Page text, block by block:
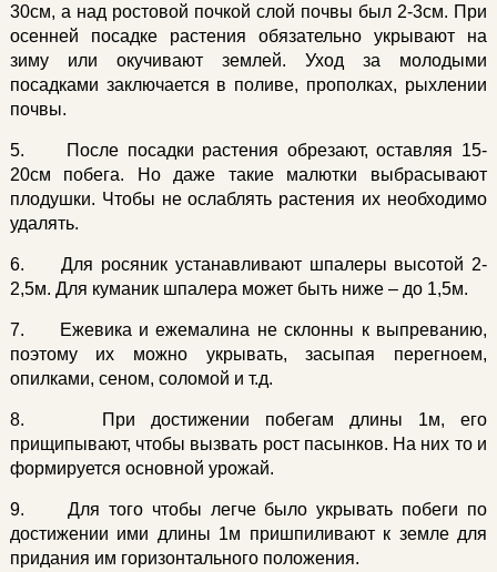
30см, а над ростовой почкой слой почвы был 2-3см. При
осенней посадке растения обязательно укрывают на
зиму или окучивают землей. Уход за молодыми
посадками заключается в поливе, прополках, рыхлении
почвы.
5. После посадки растения обрезают, оставляя 15-
20см побега. Но даже такие малютки выбрасывают
плодушки. Чтобы не ослаблять растения их необходимо
удалять.
6. Для росяник устанавливают шпалеры высотой 2-
2,5м. Для куманик шпалера может быть ниже – до 1,5м.
7. Ежевика и ежемалина не склонны к выпреванию,
поэтому их можно укрывать, засыпая перегноем,
опилками, сеном, соломой и т.д.
8. При достижении побегам длины 1м, его
прищипывают, чтобы вызвать рост пасынков. На них то и
формируется основной урожай.
9. Для того чтобы легче было укрывать побеги по
достижении ими длины 1м пришпиливают к земле для
придания им горизонтального положения.